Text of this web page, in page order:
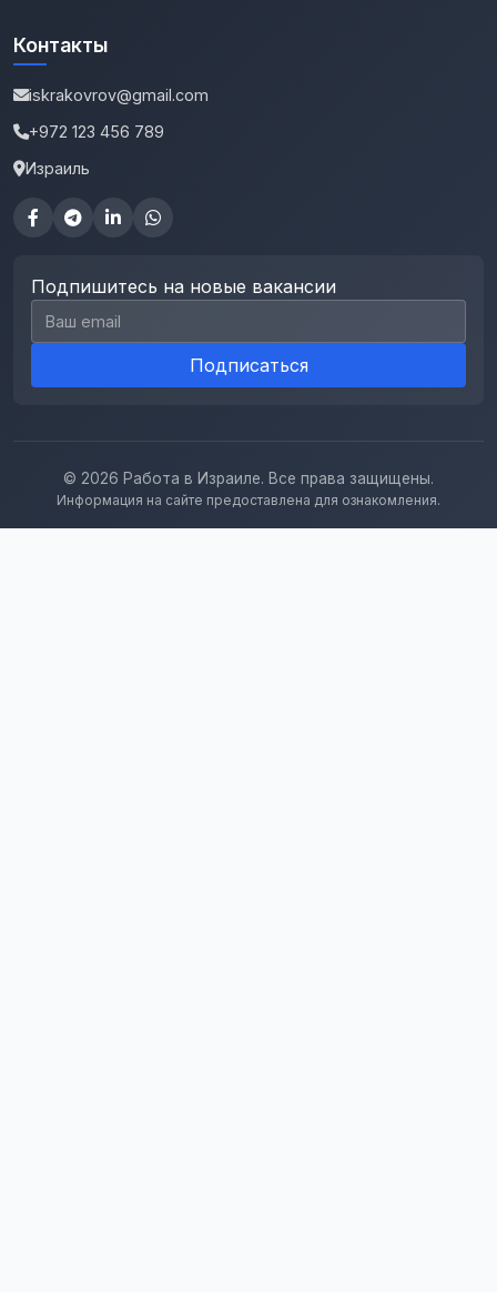
Контакты
iskrakovrov@gmail.com
+972 123 456 789
Израиль
Подпишитесь на новые вакансии
Email для подписки
Подписаться
© 2026 Работа в Израиле. Все права защищены.
Информация на сайте предоставлена для ознакомления.